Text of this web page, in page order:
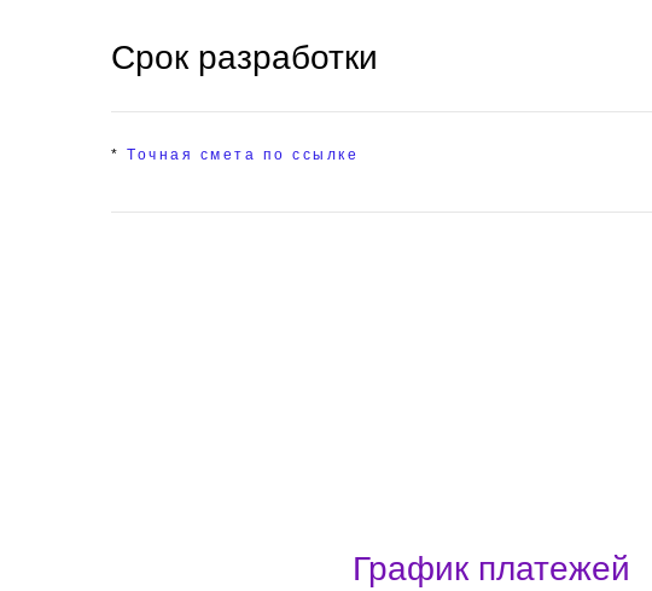
Срок разработки
* Точная смета по ссылке
График платежей